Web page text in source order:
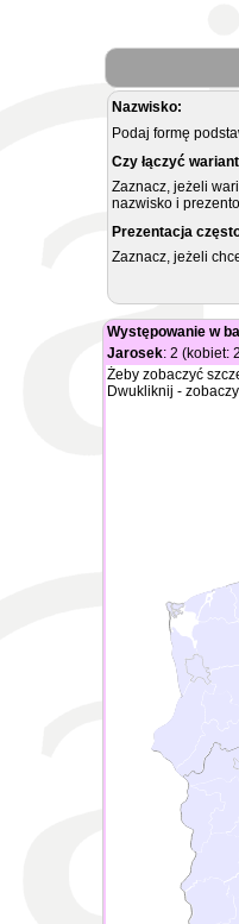
Nazwisko:
Podaj formę
Czy łączyć
Zaznacz, jeżeli
nazwisko i
Prezentacja
Zaznacz, jeżeli
Występowanie w
Jarosek: 2 (kobiet:
Żeby zobaczyć
Dwukliknij -